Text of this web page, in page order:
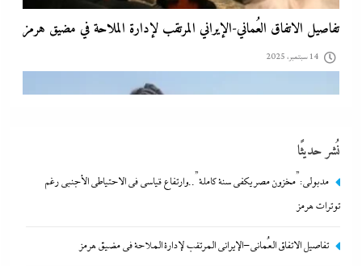
تفاصيل الاتفاق العُماني-الإيراني المرتقب لإدارة الملاحة في مضيق هرمز
14 سبتمبر، 2025
نُشر حديثًا
مدبولي:”مخزون مصر يكفي سنة كاملة”..وارتفاع قياسي في الاحتياطي الأجنبي رغم
توترات هرمز
تفاصيل الاتفاق العُماني-الإيراني المرتقب لإدارة الملاحة في مضيق هرمز